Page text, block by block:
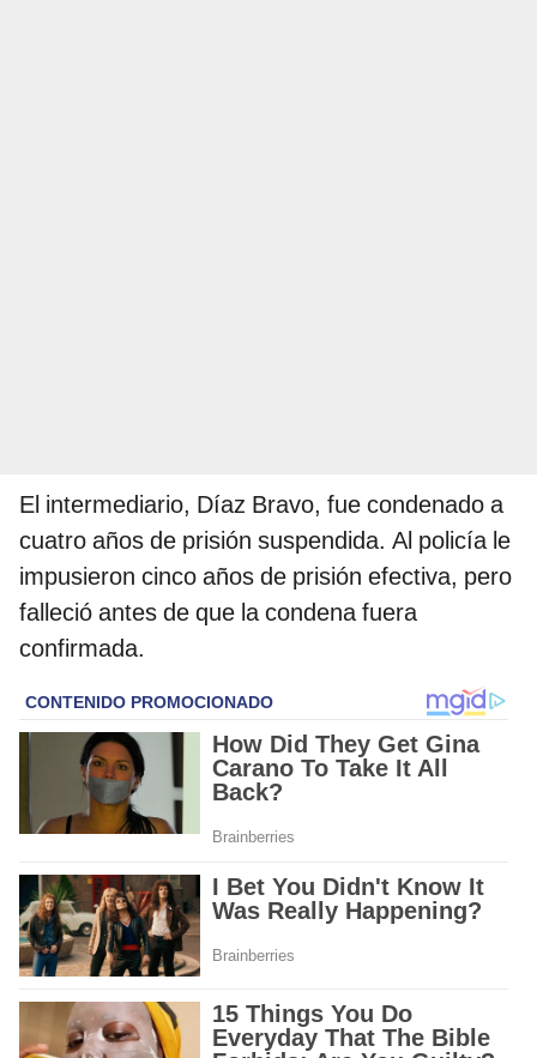
El intermediario, Díaz Bravo, fue condenado a
cuatro años de prisión suspendida. Al policía le
impusieron cinco años de prisión efectiva, pero
falleció antes de que la condena fuera
confirmada.